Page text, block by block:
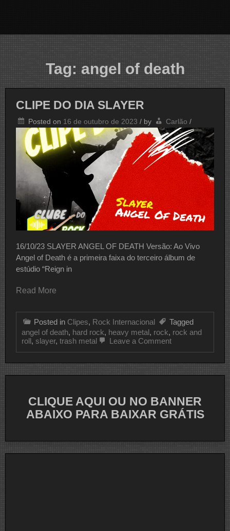
Tag: angel of death
CLIPE DO DIA SLAYER
Posted on 16 de outubro de 2023 / by Carlão /
16/10/23 SLAYER ANGEL OF DEATH Versão: Ao Vivo
Angel of Death é a primeira faixa do terceiro álbum de
estúdio “Reign in
Read More
Posted in Clipes, Rock Internacional
Tagged
angel of death, hard rock, heavy metal, rock, rock and
roll, slayer, trash metal Leave a Commenton
SLAYER
CLIQUE AQUI OU NO BANNER
ABAIXO PARA BAIXAR GRÁTIS